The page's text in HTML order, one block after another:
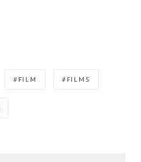
FILM FILMS